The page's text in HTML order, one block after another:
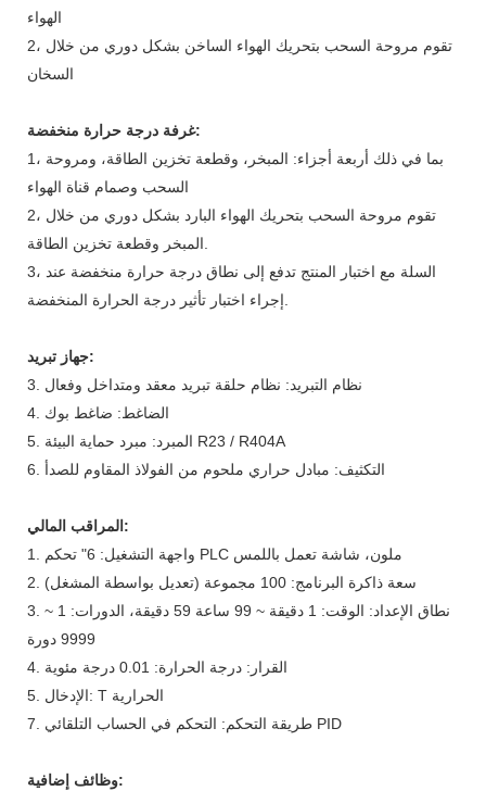
الهواء
2، تقوم مروحة السحب بتحريك الهواء الساخن بشكل دوري من خلال
السخان
غرفة درجة حرارة منخفضة:
1، بما في ذلك أربعة أجزاء: المبخر، وقطعة تخزين الطاقة، ومروحة
السحب وصمام قناة الهواء
2، تقوم مروحة السحب بتحريك الهواء البارد بشكل دوري من خلال
المبخر وقطعة تخزين الطاقة.
3، السلة مع اختبار المنتج تدفع إلى نطاق درجة حرارة منخفضة عند
إجراء اختبار تأثير درجة الحرارة المنخفضة.
جهاز تبريد:
3. نظام التبريد: نظام حلقة تبريد معقد ومتداخل وفعال
4. الضاغط: ضاغط بوك
5. المبرد: مبرد حماية البيئة R23 / R404A
6. التكثيف: مبادل حراري ملحوم من الفولاذ المقاوم للصدأ
المراقب المالي:
1. واجهة التشغيل: 6" تحكم PLC ملون، شاشة تعمل باللمس
2. سعة ذاكرة البرنامج: 100 مجموعة (تعديل بواسطة المشغل)
3. نطاق الإعداد: الوقت: 1 دقيقة ~ 99 ساعة 59 دقيقة، الدورات: 1 ~
9999 دورة
4. القرار: درجة الحرارة: 0.01 درجة مئوية
5. الإدخال: T الحرارية
7. طريقة التحكم: التحكم في الحساب التلقائي PID
وظائف إضافية: